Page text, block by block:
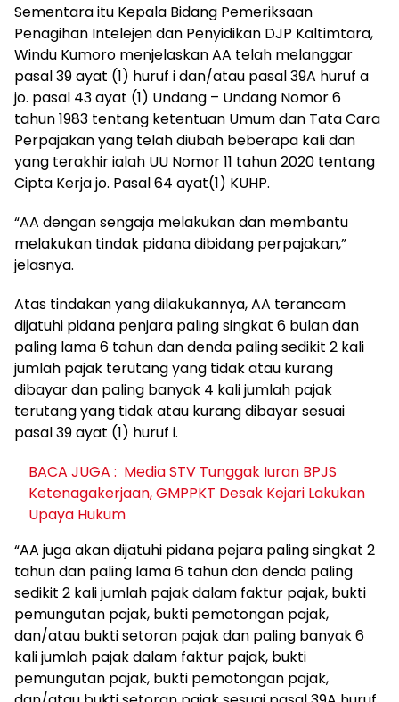
Sementara itu Kepala Bidang Pemeriksaan
Penagihan Intelejen dan Penyidikan DJP Kaltimtara,
Windu Kumoro menjelaskan AA telah melanggar
pasal 39 ayat (1) huruf i dan/atau pasal 39A huruf a
jo. pasal 43 ayat (1) Undang – Undang Nomor 6
tahun 1983 tentang ketentuan Umum dan Tata Cara
Perpajakan yang telah diubah beberapa kali dan
yang terakhir ialah UU Nomor 11 tahun 2020 tentang
Cipta Kerja jo. Pasal 64 ayat(1) KUHP.
“AA dengan sengaja melakukan dan membantu
melakukan tindak pidana dibidang perpajakan,”
jelasnya.
Atas tindakan yang dilakukannya, AA terancam
dijatuhi pidana penjara paling singkat 6 bulan dan
paling lama 6 tahun dan denda paling sedikit 2 kali
jumlah pajak terutang yang tidak atau kurang
dibayar dan paling banyak 4 kali jumlah pajak
terutang yang tidak atau kurang dibayar sesuai
pasal 39 ayat (1) huruf i.
BACA JUGA : Media STV Tunggak Iuran BPJS
Ketenagakerjaan, GMPPKT Desak Kejari Lakukan
Upaya Hukum
“AA juga akan dijatuhi pidana pejara paling singkat 2
tahun dan paling lama 6 tahun dan denda paling
sedikit 2 kali jumlah pajak dalam faktur pajak, bukti
pemungutan pajak, bukti pemotongan pajak,
dan/atau bukti setoran pajak dan paling banyak 6
kali jumlah pajak dalam faktur pajak, bukti
pemungutan pajak, bukti pemotongan pajak,